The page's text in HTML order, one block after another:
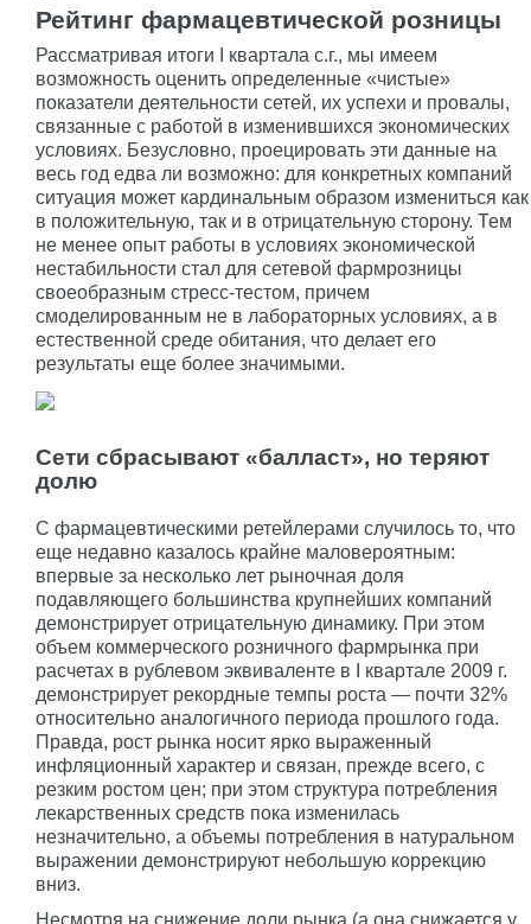
Рейтинг фармацевтической розницы
Рассматривая итоги I квартала с.г., мы имеем
возможность оценить определенные «чистые»
показатели деятельности сетей, их успехи и провалы,
связанные с работой в изменившихся экономических
условиях. Безусловно, проецировать эти данные на
весь год едва ли возможно: для конкретных компаний
ситуация может кардинальным образом измениться как
в положительную, так и в отрицательную сторону. Тем
не менее опыт работы в условиях экономической
нестабильности стал для сетевой фармрозницы
своеобразным стресс-тестом, причем
смоделированным не в лабораторных условиях, а в
естественной среде обитания, что делает его
результаты еще более значимыми.
Сети сбрасывают «балласт», но теряют
долю
С фармацевтическими ретейлерами случилось то, что
еще недавно казалось крайне маловероятным:
впервые за несколько лет рыночная доля
подавляющего большинства крупнейших компаний
демонстрирует отрицательную динамику. При этом
объем коммерческого розничного фармрынка при
расчетах в рублевом эквиваленте в I квартале 2009 г.
демонст­рирует рекордные темпы роста — почти 32%
относительно аналогичного периода прошлого года.
Правда, рост рынка носит ярко выраженный
инфляционный характер и связан, прежде всего, с
резким ростом цен; при этом структура потребления
лекарственных средств пока изменилась
незначительно, а объемы потребления в натуральном
выражении демонстрируют небольшую коррекцию
вниз.